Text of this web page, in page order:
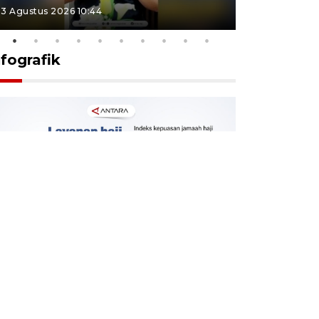
3 Agustus 2026 10:44